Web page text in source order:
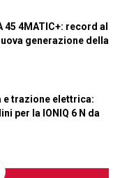
45 4MATIC+: record al
generazione della
e trazione elettrica:
per la IONIQ 6 N da